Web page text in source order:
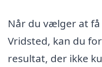
Når du vælger at
Vridsted, kan du
resultat, der ikke